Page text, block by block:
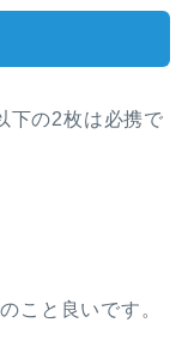
下の2枚は必携で
こと良いです。